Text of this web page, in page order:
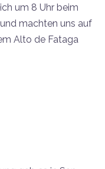
um 8 Uhr beim
machten uns auf
Alto de Fataga